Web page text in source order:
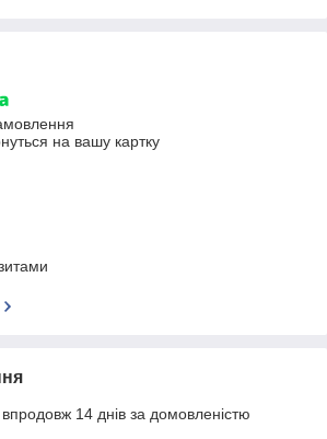
на вашу картку
14 днів за домовленістю